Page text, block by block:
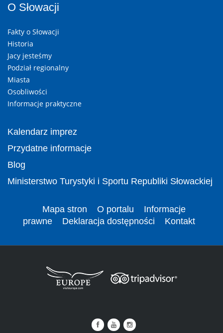
O Słowacji
Fakty o Słowacji
Historia
Jacy jesteśmy
Podział regionalny
Miasta
Osobliwości
Informacje praktyczne
Kalendarz imprez
Przydatne informacje
Blog
Ministerstwo Turystyki i Sportu Republiki Słowackiej
Mapa stron O portalu
Informacje
prawne
Deklaracja dostępności Kontakt